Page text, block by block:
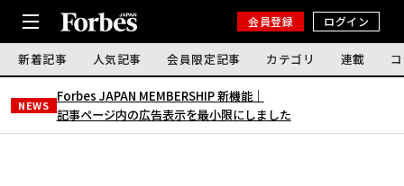
会員登録 ログイン
新着記事 人気記事 会員限定記事 カテゴリ 連載
NEWS
Forbes JAPAN MEMBERSHIP 新機能｜
記事ページ内の広告表示を最小限にしました